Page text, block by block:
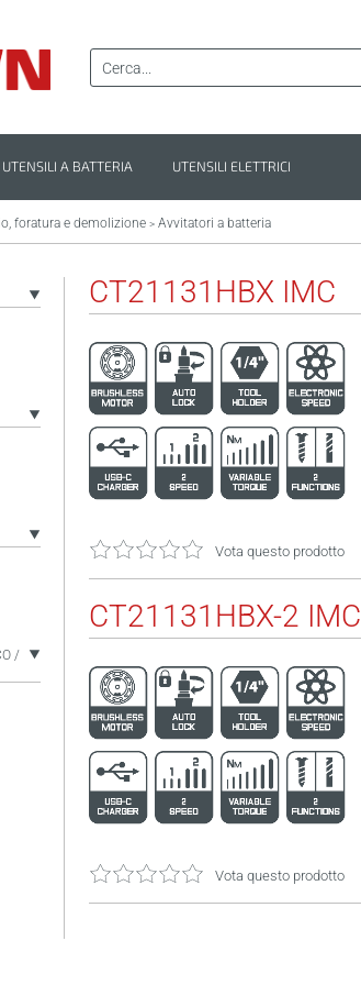
UTENSILI A BATTERIA UTENSILI ELETTRICI
foratura e demolizione > Avvitatori a batteria
/
CT21131HBX IMC
Vota questo prodotto
CT21131HBX-2 IMC
Vota questo prodotto